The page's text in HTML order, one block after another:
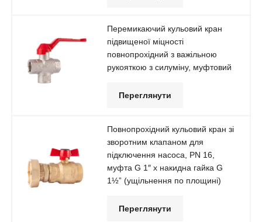
Перемикаючий кульовий кран
підвищеної міцності
повнопрохідний з важільною
рукояткою з силуміну, муфтовий
Переглянути
Повнопрохідний кульовий кран зі
зворотним клапаном для
підключення насоса, РN 16,
муфта G 1″ х накидна гайка G
1½” (ущільнення по площині)
Переглянути